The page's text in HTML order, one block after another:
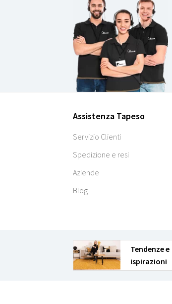
Assistenza Tapeso
Servizio Clienti
Spedizione e resi
Aziende
Blog
Tendenze e
ispirazioni